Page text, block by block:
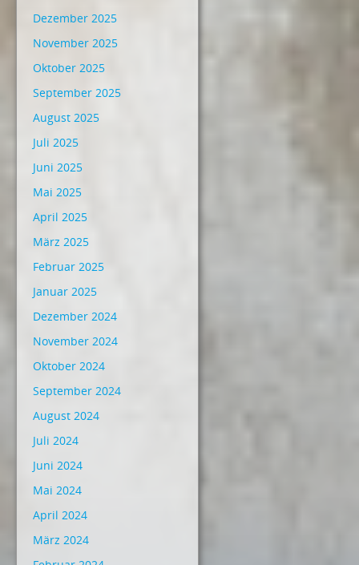
Dezember 2025
November 2025
Oktober 2025
September 2025
August 2025
Juli 2025
Juni 2025
Mai 2025
April 2025
März 2025
Februar 2025
Januar 2025
Dezember 2024
November 2024
Oktober 2024
September 2024
August 2024
Juli 2024
Juni 2024
Mai 2024
April 2024
März 2024